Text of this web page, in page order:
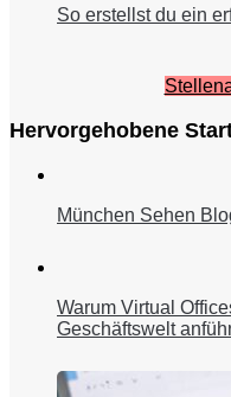
So erstellst du ein
Hervorgehobene
München Sehen
Warum Virtual
Geschäftswelt